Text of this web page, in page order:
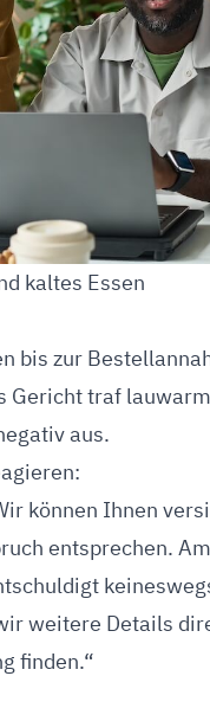
kaltes Essen
bis zur
Gericht traf
aus.
können Ihnen
entsprechen.
weitere Details
finden.“